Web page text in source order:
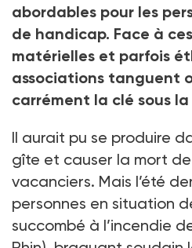
abordables pour les
de handicap. Face à
matérielles et parfois
associations tanguent
carrément la clé sous
Il aurait pu se produire
gîte et causer la mort de
vacanciers. Mais l’été
personnes en situation
succombé à l’incendie